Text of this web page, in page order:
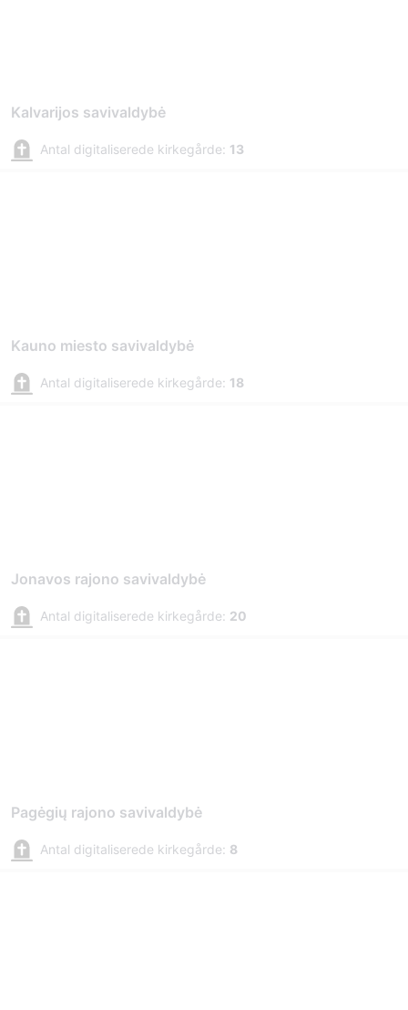
Kalvarijos savivaldybė
Antal digitaliserede kirkegårde: 13
Kauno miesto savivaldybė
Antal digitaliserede kirkegårde: 18
Jonavos rajono savivaldybė
Antal digitaliserede kirkegårde: 20
Pagėgių rajono savivaldybė
Antal digitaliserede kirkegårde: 8